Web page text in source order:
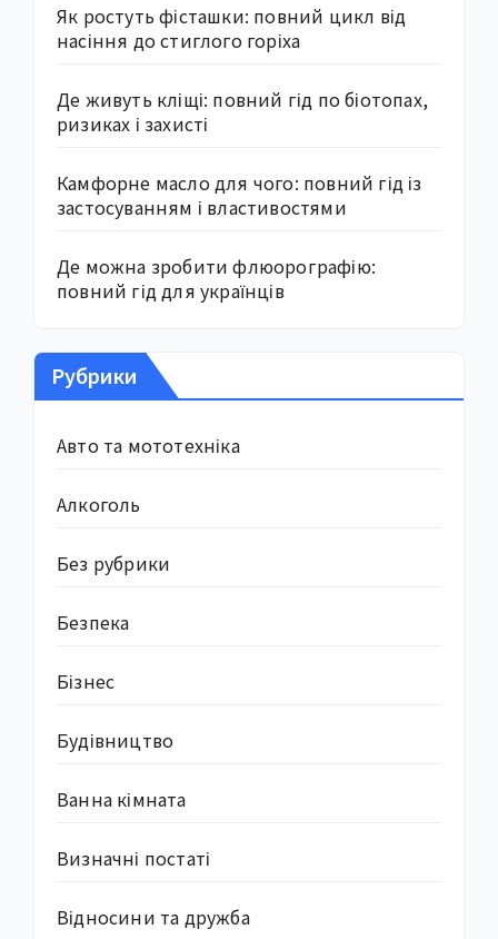
Як ростуть фісташки: повний цикл від
насіння до стиглого горіха
Де живуть кліщі: повний гід по біотопах,
ризиках і захисті
Камфорне масло для чого: повний гід із
застосуванням і властивостями
Де можна зробити флюорографію:
повний гід для українців
Рубрики
Авто та мототехніка
Алкоголь
Без рубрики
Безпека
Бізнес
Будівництво
Ванна кімната
Визначні постаті
Відносини та дружба